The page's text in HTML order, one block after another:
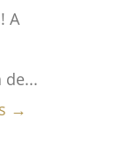
A
de...
→